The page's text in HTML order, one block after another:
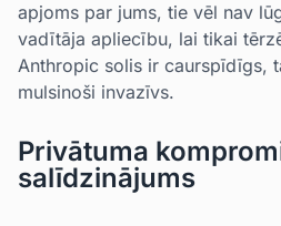
apjoms par jums, tie vēl nav
vadītāja apliecību, lai tikai
Anthropic solis ir caurspīdīgs,
mulsinoši invazīvs.
Privātuma
salīdzinājums